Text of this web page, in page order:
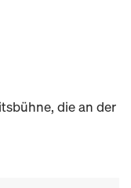
die an der